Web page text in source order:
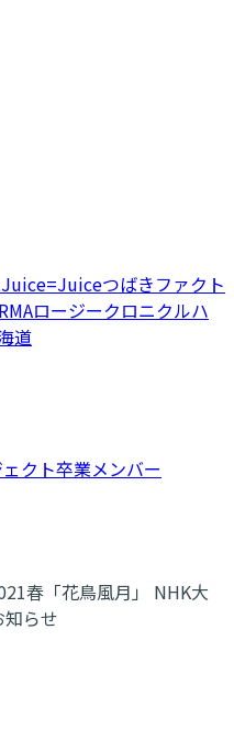
Juice=Juiceつばきファクト
ロージークロニクルハ
道
クト卒業メンバー
春「花鳥風月」 NHK大
らせ